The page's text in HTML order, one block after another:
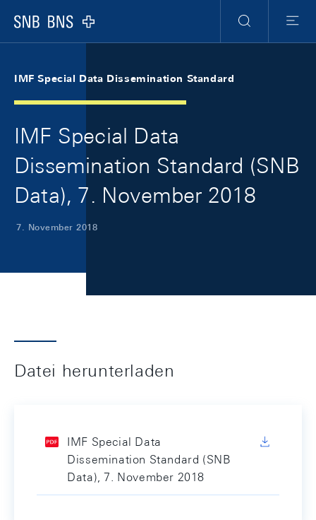
Logo
Suche
Menu
IMF Special Data Dissemination Standard
IMF Special Data
Dissemination Standard (SNB
Data), 7. November 2018
7. November 2018
Datei herunterladen
IMF Special Data
Dissemination Standard (SNB
Data), 7. November 2018